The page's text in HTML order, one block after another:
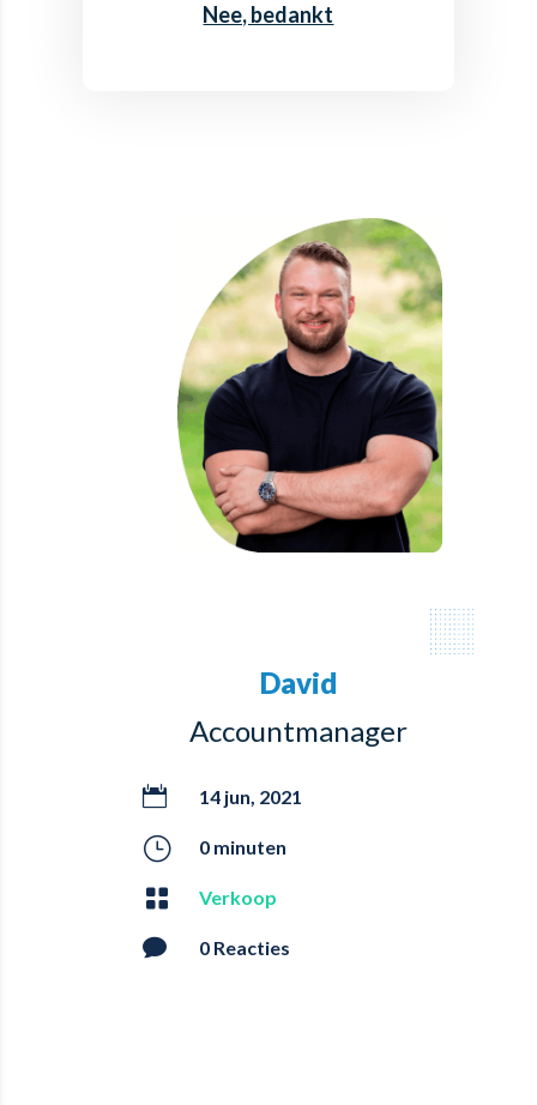
Nee, bedankt
David
Accountmanager
 14 jun, 2021
} 0 minuten
 Verkoop
 0 Reacties